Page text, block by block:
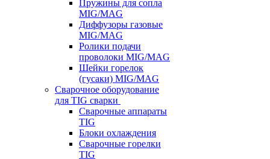
Пружины для сопла
MIG/MAG
Диффузоры газовые
MIG/MAG
Ролики подачи
проволоки MIG/MAG
Шейки горелок
(гусаки) MIG/MAG
Сварочное оборудование
для TIG сварки
Сварочные аппараты
TIG
Блоки охлаждения
Сварочные горелки
TIG